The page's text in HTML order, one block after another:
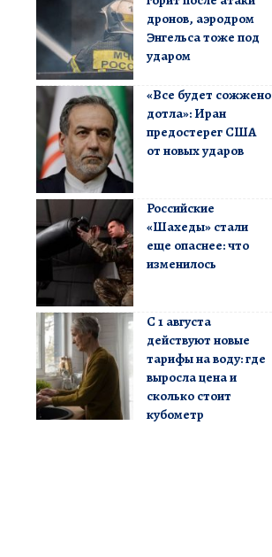
дронов, аэродром
Энгельса тоже под
ударом
«Все будет сожжено
дотла»: Иран
предостерег США
от новых ударов
Российские
«Шахеды» стали
еще опаснее: что
изменилось
С 1 августа
действуют новые
тарифы на воду: где
выросла цена и
сколько стоит
кубометр